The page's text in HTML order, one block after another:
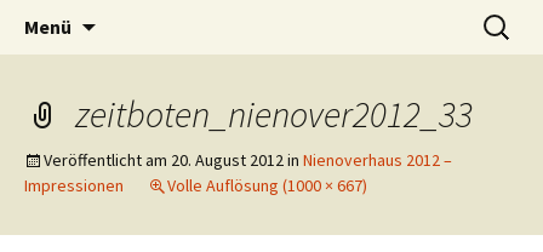
Zeitbotenblog
Das weblog der Zeitboten
Menü
Suchen
nach:
zeitboten_nienover2012_33
Veröffentlicht am 20. August 2012in Nienoverhaus 2012 –
Impressionen
Volle Auflösung (1000 × 667)